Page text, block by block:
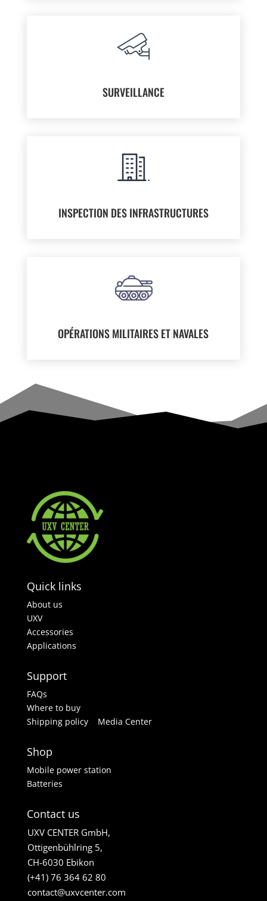
SURVEILLANCE
INSPECTION DES INFRASTRUCTURES
OPÉRATIONS MILITAIRES ET NAVALES
Quick links
About us
UXV
Accessories
Applications
Support
FAQs
Where to buy
Shipping policy Media Center
Shop
Mobile power station
Batteries
Contact us
UXV CENTER GmbH,
Ottigenbühlring 5,
CH-6030 Ebikon
(+41) 76 364 62 80
contact@uxvcenter.com